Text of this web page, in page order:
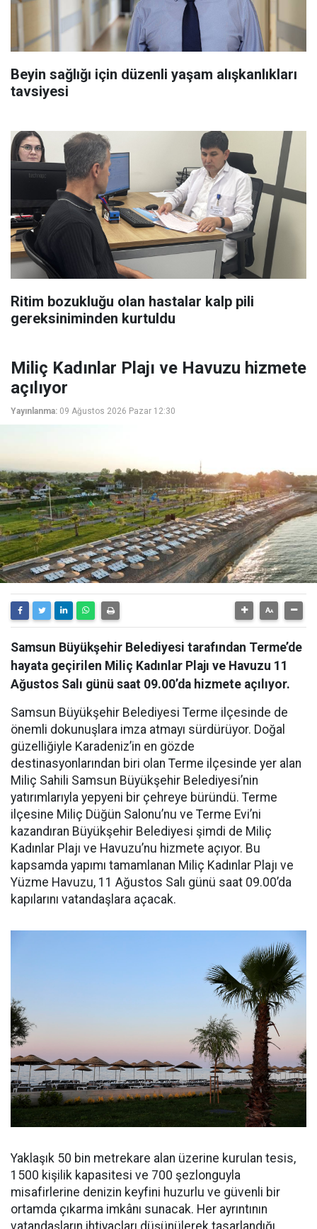
Beyin sağlığı için düzenli yaşam alışkanlıkları
tavsiyesi
Ritim bozukluğu olan hastalar kalp pili
gereksiniminden kurtuldu
Miliç Kadınlar Plajı ve Havuzu hizmete
açılıyor
Yayınlanma: 09 Ağustos 2026 Pazar 12:30
Samsun Büyükşehir Belediyesi tarafından Terme’de
hayata geçirilen Miliç Kadınlar Plajı ve Havuzu 11
Ağustos Salı günü saat 09.00’da hizmete açılıyor.
Samsun Büyükşehir Belediyesi Terme ilçesinde de
önemli dokunuşlara imza atmayı sürdürüyor. Doğal
güzelliğiyle Karadeniz’in en gözde
destinasyonlarından biri olan Terme ilçesinde yer alan
Miliç Sahili Samsun Büyükşehir Belediyesi’nin
yatırımlarıyla yepyeni bir çehreye büründü. Terme
ilçesine Miliç Düğün Salonu’nu ve Terme Evi’ni
kazandıran Büyükşehir Belediyesi şimdi de Miliç
Kadınlar Plajı ve Havuzu’nu hizmete açıyor. Bu
kapsamda yapımı tamamlanan Miliç Kadınlar Plajı ve
Yüzme Havuzu, 11 Ağustos Salı günü saat 09.00’da
kapılarını vatandaşlara açacak.
Yaklaşık 50 bin metrekare alan üzerine kurulan tesis,
1500 kişilik kapasitesi ve 700 şezlonguyla
misafirlerine denizin keyfini huzurlu ve güvenli bir
ortamda çıkarma imkânı sunacak. Her ayrıntının